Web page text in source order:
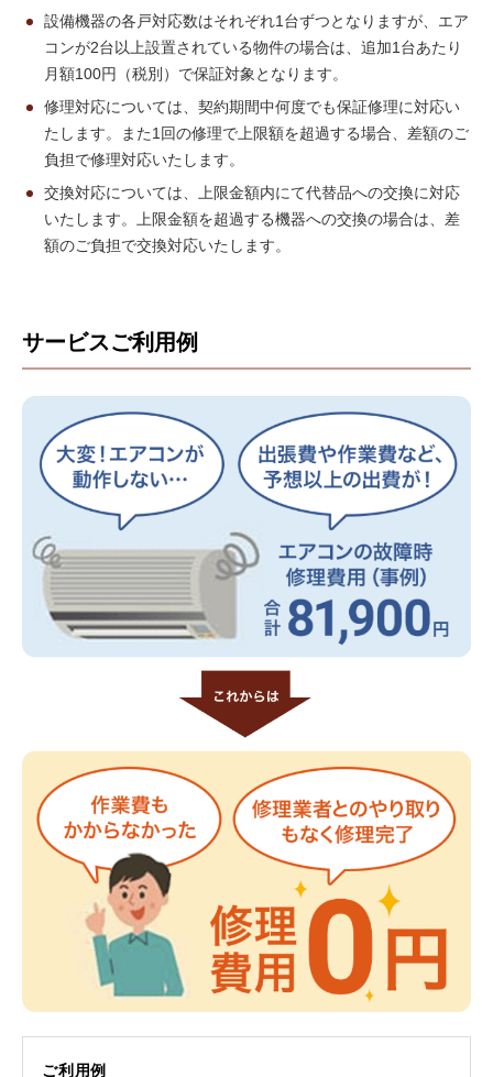
設備機器の各戸対応数はそれぞれ1台ずつとなりますが、エア
コンが2台以上設置されている物件の場合は、追加1台あたり
月額100円（税別）で保証対象となります。
修理対応については、契約期間中何度でも保証修理に対応い
たします。また1回の修理で上限額を超過する場合、差額のご
負担で修理対応いたします。
交換対応については、上限金額内にて代替品への交換に対応
いたします。上限金額を超過する機器への交換の場合は、差
額のご負担で交換対応いたします。
サービスご利用例
ご利用例